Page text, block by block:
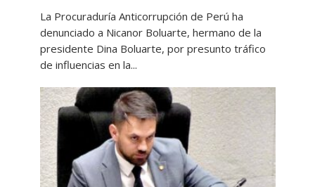
La Procuraduría Anticorrupción de Perú ha
denunciado a Nicanor Boluarte, hermano de la
presidente Dina Boluarte, por presunto tráfico
de influencias en la...